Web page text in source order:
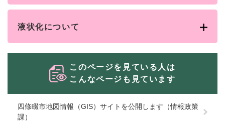
液状化について
このページを見ている人は
こんなページも見ています
四條畷市地図情報（GIS）サイトを公開します（情報政策
課）